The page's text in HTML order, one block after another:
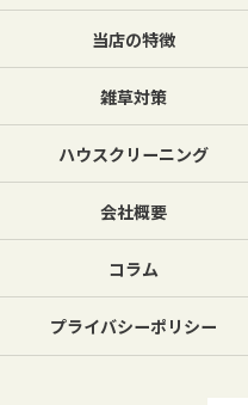
当店の特徴
雑草対策
ハウスクリーニング
会社概要
コラム
プライバシーポリシー